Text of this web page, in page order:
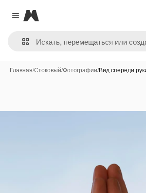
Close menu
Magnific
Главная/Стоковый/Фотографии/Вид спереди